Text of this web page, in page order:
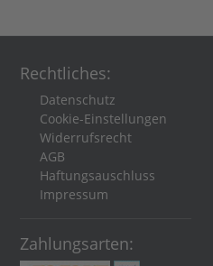
Rechtliches:
Datenschutz
Cookie-Einstellungen
Widerrufsrecht
AGB
Haftungsauschluss
Impressum
Zahlungsarten: